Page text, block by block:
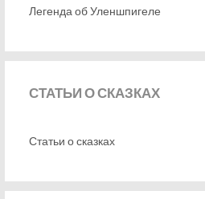
Легенда об Уленшпигеле
СТАТЬИО СКАЗКАХ
Статьи о сказках